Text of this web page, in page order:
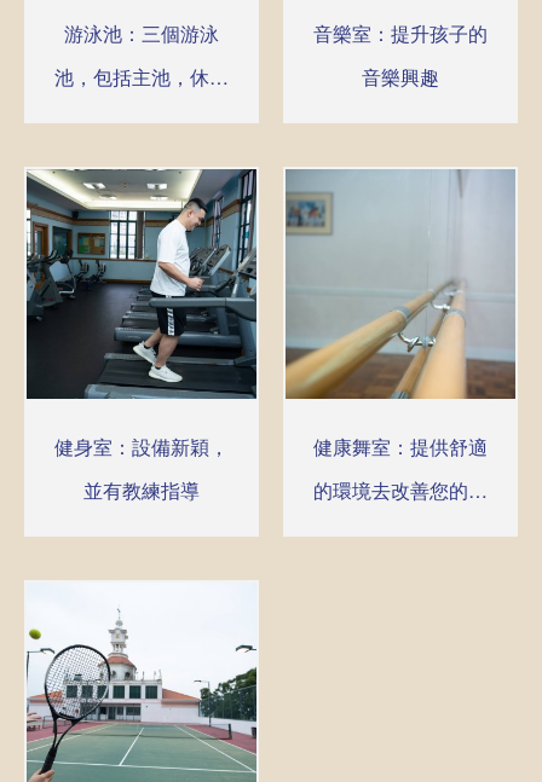
游泳池：三個游泳
池，包括主池，休憩
池及兒童池
音樂室：提升孩子的
音樂興趣
健身室：設備新穎，
並有教練指導
健康舞室：提供舒適
的環境去改善您的體
態